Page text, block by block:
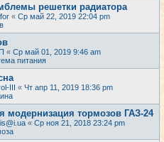
решетки радиатора
« Ср май 22, 2019 22:04 pm
« Ср май 01, 2019 9:46 am
питания
III « Чт апр 11, 2019 18:36 pm
модернизация тормозов ГАЗ-24
« Ср ноя 21, 2018 23:24 pm